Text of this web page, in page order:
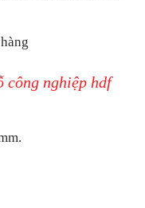
công nghiệp hdf